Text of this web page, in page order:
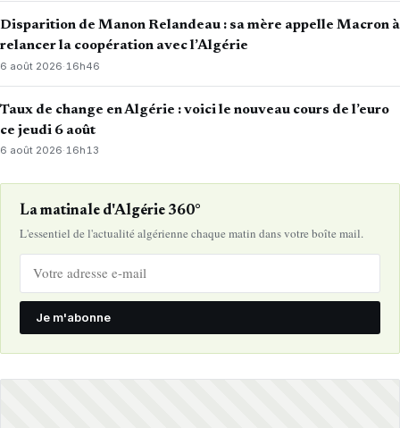
Disparition de Manon Relandeau : sa mère appelle Macron à
relancer la coopération avec l’Algérie
6 août 2026·16h46
Taux de change en Algérie : voici le nouveau cours de l’euro
ce jeudi 6 août
6 août 2026·16h13
La matinale d'Algérie 360°
L'essentiel de l'actualité algérienne chaque matin dans votre boîte mail.
Je m'abonne